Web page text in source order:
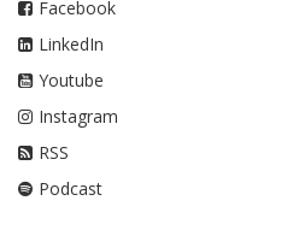
Facebook
LinkedIn
Youtube
Instagram
RSS
Podcast